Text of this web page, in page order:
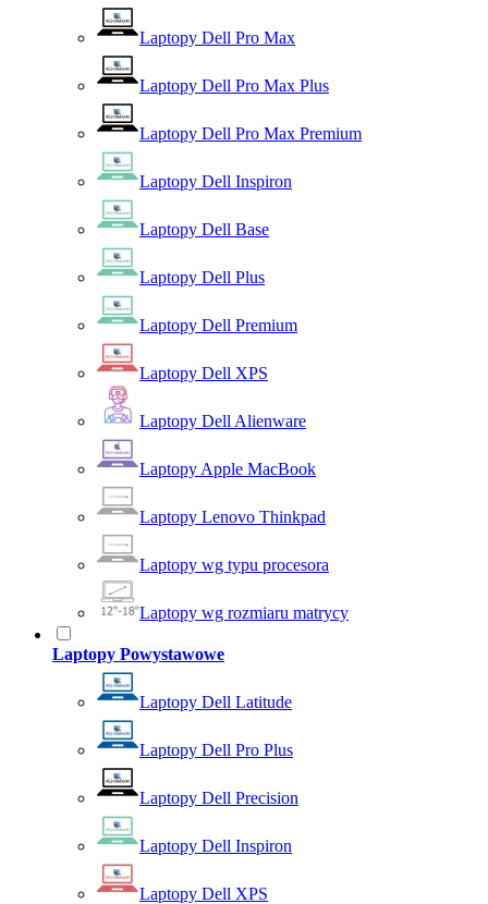
Laptopy Dell Pro Max
Laptopy Dell Pro Max Plus
Laptopy Dell Pro Max Premium
Laptopy Dell Inspiron
Laptopy Dell Base
Laptopy Dell Plus
Laptopy Dell Premium
Laptopy Dell XPS
Laptopy Dell Alienware
Laptopy Apple MacBook
Laptopy Lenovo Thinkpad
Laptopy wg typu procesora
Laptopy wg rozmiaru matrycy
Laptopy Powystawowe
Laptopy Dell Latitude
Laptopy Dell Pro Plus
Laptopy Dell Precision
Laptopy Dell Inspiron
Laptopy Dell XPS